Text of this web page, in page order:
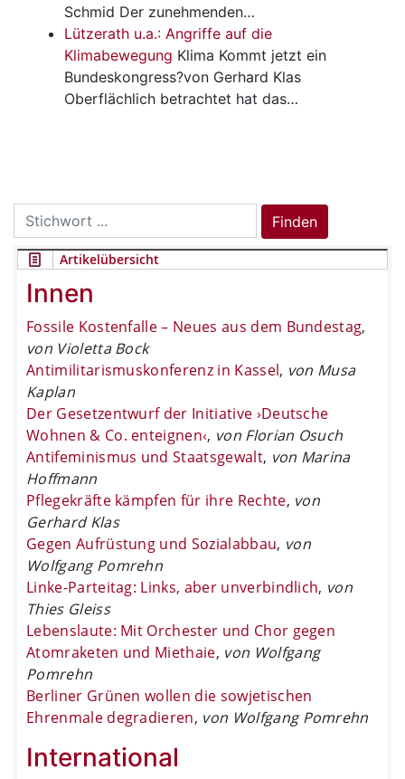
Schmid Der zunehmenden…
Lützerath u.a.: Angriffe auf die
Klimabewegung Klima Kommt jetzt ein
Bundeskongress?von Gerhard Klas
Oberflächlich betrachtet hat das…
Search
for:
Finden
Artikelübersicht
Innen
Fossile Kostenfalle – Neues aus dem Bundestag,
von Violetta Bock
Antimilitarismuskonferenz in Kassel, von Musa
Kaplan
Der Gesetzentwurf der Initiative ›Deutsche
Wohnen & Co. enteignen‹, von Florian Osuch
Antifeminismus und Staatsgewalt, von Marina
Hoffmann
Pflegekräfte kämpfen für ihre Rechte, von
Gerhard Klas
Gegen Aufrüstung und Sozialabbau, von
Wolfgang Pomrehn
Linke-Parteitag: Links, aber unverbindlich, von
Thies Gleiss
Lebenslaute: Mit Orchester und Chor gegen
Atomraketen und Miethaie, von Wolfgang
Pomrehn
Berliner Grünen wollen die sowjetischen
Ehrenmale degradieren, von Wolfgang Pomrehn
International